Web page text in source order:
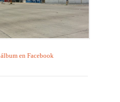
álbum en Facebook